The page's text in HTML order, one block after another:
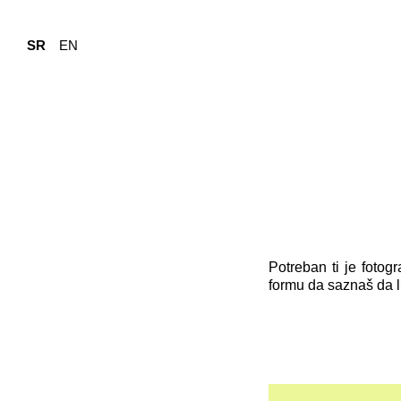
SR EN
Potreban ti je
formu da saznaš da